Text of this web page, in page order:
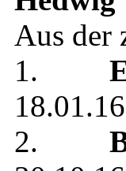
Aus der
1.
2.